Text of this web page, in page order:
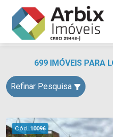
699 IMÓVEIS PARA
Refinar Pesquisa
Cód. 10096